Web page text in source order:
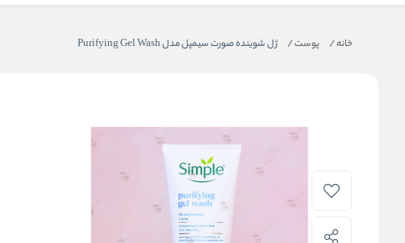
خانه/ پوست/ ژل شوینده صورت سیمپل مدل Purifying Gel Wash